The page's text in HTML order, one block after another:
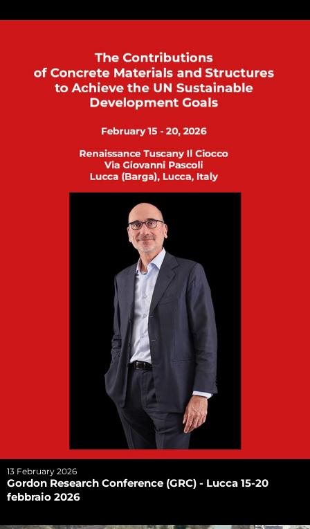
13 February 2026
Gordon Research Conference (GRC) - Lucca 15-20
febbraio 2026